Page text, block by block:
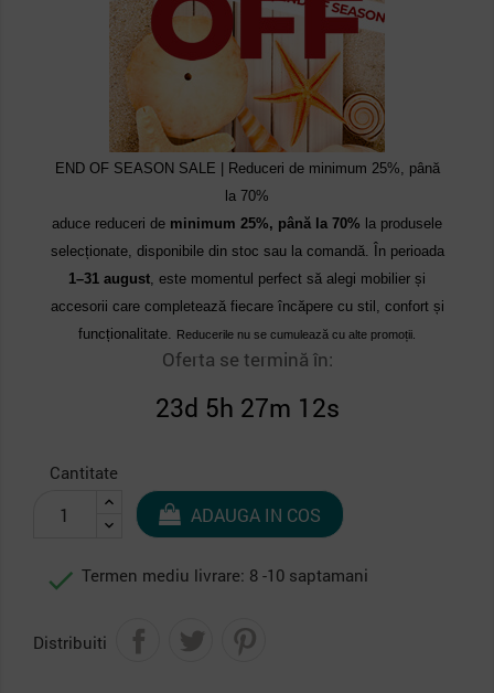
END OF SEASON SALE | Reduceri de minimum 25%, până
la 70%
aduce reduceri de minimum 25%, până la 70% la produsele
selecționate, disponibile din stoc sau la comandă. În perioada
1–31 august, este momentul perfect să alegi mobilier și
accesorii care completează fiecare încăpere cu stil, confort și
funcționalitate. Reducerile nu se cumulează cu alte promoții.
Oferta se termină în:
23d 5h 27m 12s
Cantitate
ADAUGA IN COS
 Termen mediu livrare: 8 -10 saptamani
Distribuiti